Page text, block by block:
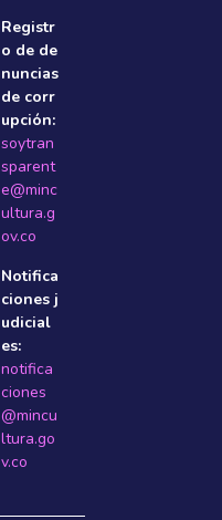
Registr
o de de
nuncias
de corr
upción:
soytran
sparent
e@minc
ultura.g
ov.co
Notifica
ciones j
udicial
es:
notifica
ciones
@mincu
ltura.go
v.co